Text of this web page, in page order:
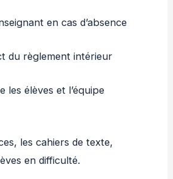
en cas d’absence
du règlement intérieur
les élèves et l’équipe
les cahiers de texte,
en difficulté.